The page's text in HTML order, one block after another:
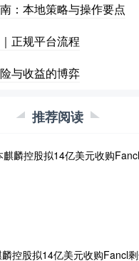
：本地策略与操作要点
正规平台流程
与收益的博弈
推荐阅读
控股拟14亿美元收购Fancl